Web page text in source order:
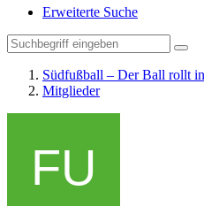
Erweiterte Suche
Südfußball – Der Ball rollt
Mitglieder